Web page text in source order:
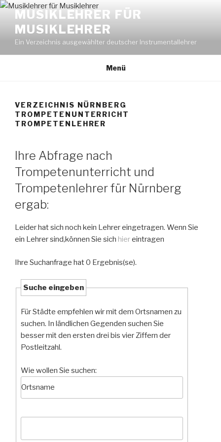
Zum
Inhalt
springen
MUSIKLEHRER FÜR
MUSIKLEHRER
Ein Verzeichnis ausgewählter deutscher Instrumentallehrer
Menü
VERZEICHNIS NÜRNBERG
TROMPETENUNTERRICHT
TROMPETENLEHRER
Ihre Abfrage nach
Trompetenunterricht und
Trompetenlehrer für Nürnberg
ergab:
Leider hat sich noch kein Lehrer eingetragen. Wenn Sie
ein Lehrer sind,können Sie sich hiereintragen
Ihre Suchanfrage hat 0 Ergebnis(se).
Suche eingeben
Für Städte empfehlen wir mit dem Ortsnamen zu
suchen. In ländlichen Gegenden suchen Sie
besser mit den ersten drei bis vier Ziffern der
Postleitzahl.
Wie wollen Sie suchen: